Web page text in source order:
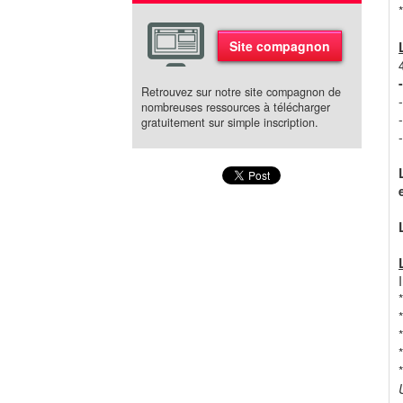
Site compagnon
Retrouvez sur notre site compagnon de
nombreuses ressources à télécharger
gratuitement sur simple inscription.